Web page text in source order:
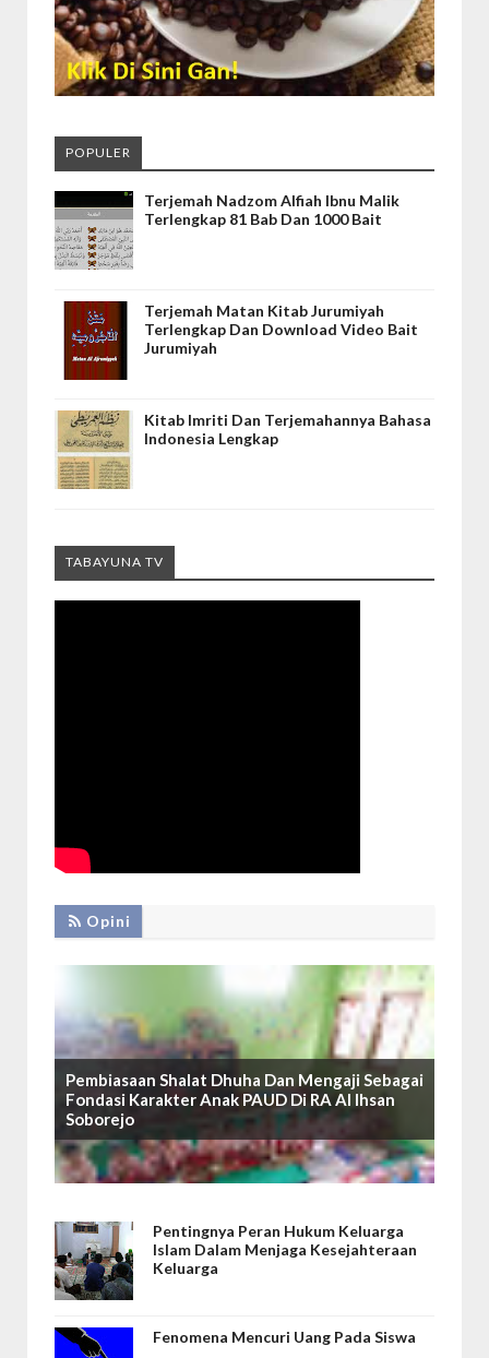
POPULER
Terjemah Nadzom Alfiah Ibnu Malik
Terlengkap 81 Bab Dan 1000 Bait
Terjemah Matan Kitab Jurumiyah
Terlengkap Dan Download Video Bait
Jurumiyah
Kitab Imriti Dan Terjemahannya Bahasa
Indonesia Lengkap
TABAYUNA TV
Opini
Pembiasaan Shalat Dhuha Dan Mengaji Sebagai
Fondasi Karakter Anak PAUD Di RA Al Ihsan
Soborejo
Pentingnya Peran Hukum Keluarga
Islam Dalam Menjaga Kesejahteraan
Keluarga
Fenomena Mencuri Uang Pada Siswa